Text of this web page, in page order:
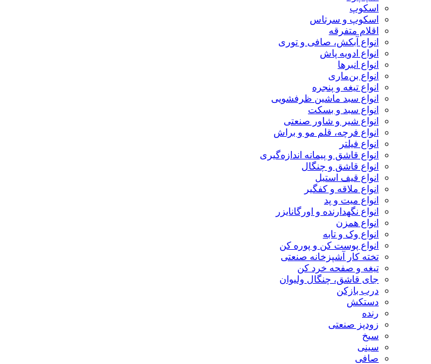
اسکوپ
اسکوپ و سرتاس
اقلام متفرقه
انواع آبکش، صافی و توری
انواع ادویه پاش
انواع انبرها
انواع بن‌ماری
انواع تیغه و پنجره
انواع سبد ماشین ظرفشویی
انواع سبد و بسکت
انواع شیر و شاور صنعتی
انواع فرچه، قلم مو و براش
انواع فیلتر
انواع قاشق و پیمانه اندازه‌گیری
انواع قاشق و چنگال
انواع قیف استیل
انواع ملاقه و کفگیر
انواع میت و پد
انواع نگهدارنده و اورگانایزر
انواع همزن
انواع وک و تابه
انواع پوست کن و پوره کن
تخته کار آشپزخانه صنعتی
تیغه و صفحه خرد کن
جای قاشق، چنگال ولیوان
درب بازکن
دستکش
رنده
زودپز صنعتی
سیخ
سینی
صافی